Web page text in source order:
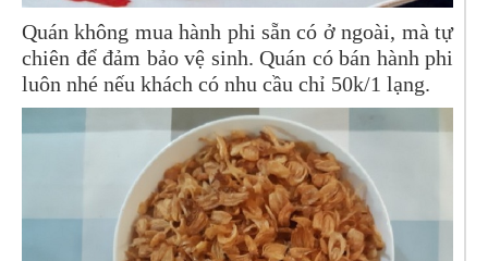
Quán không mua hành phi sẵn có ở ngoài, mà tự
chiên để đảm bảo vệ sinh. Quán có bán hành phi
luôn nhé nếu khách có nhu cầu chỉ 50k/1 lạng.